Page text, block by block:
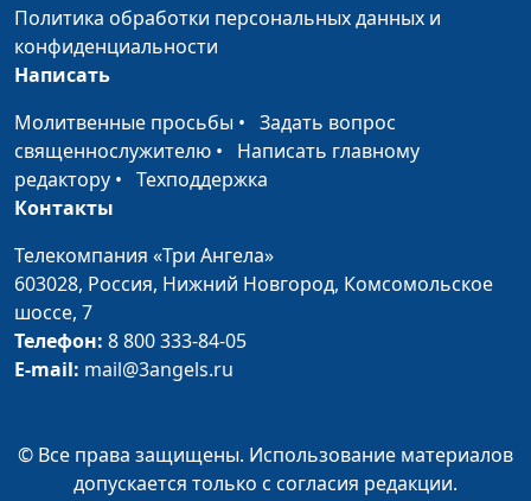
священнослужитель,
Долгая дорога к
обетованной земле
Валерий Малышев,
Олег Гончаров,
священнослужитель,
Как Бог дал людям 10
заповедей
Валерий Малышев,
#516
Преображение Иисуса
Христа — чудо со
Валерий Малышев,
Политика обработки персональных данных и
конфиденциальности
Написать
Молитвенные просьбы • Задать вопрос
священнослужителю • Написать главному
редактору • Техподдержка
Контакты
Телекомпания «Три Ангела»
603028, Россия, Нижний Новгород, Комсомольское
шоссе, 7
Телефон: 8 800 333-84-05
E-mail: mail@3angels.ru
© Все права защищены. Использование материалов
допускается только с согласия редакции.